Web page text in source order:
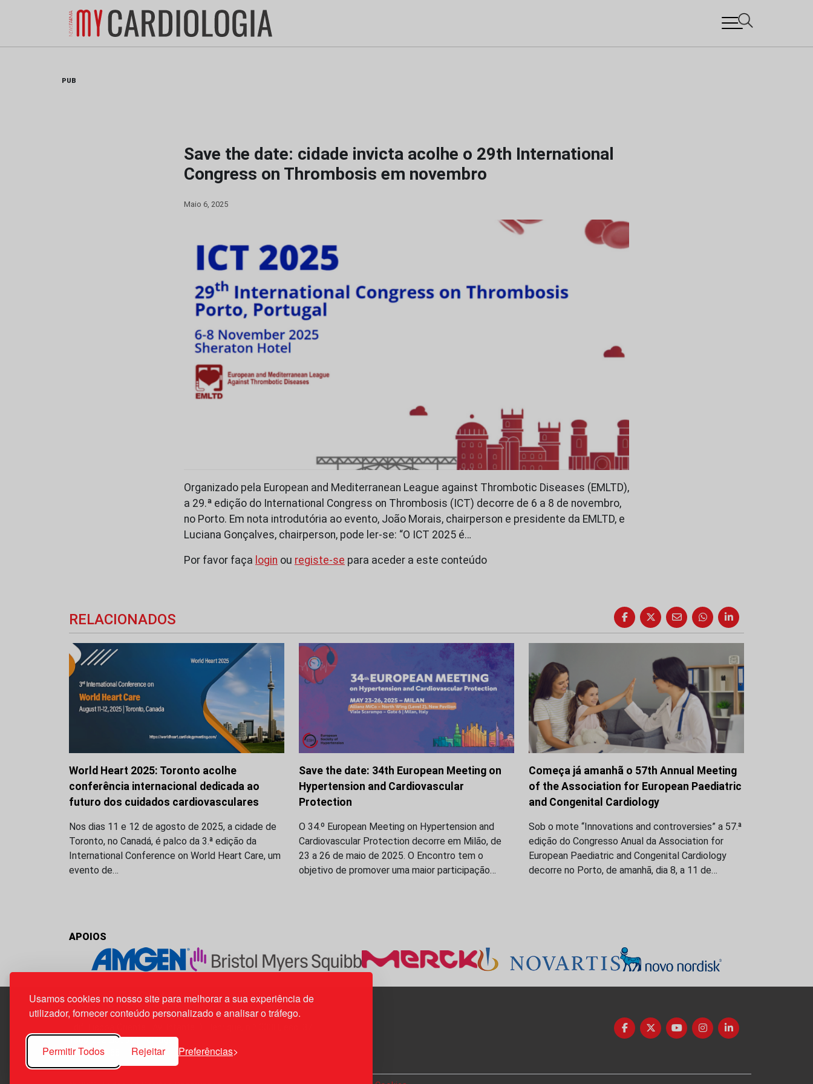
Usamos cookies no nosso site para melhorar a sua experiência de
utilizador, fornecer conteúdo personalizado e analisar o tráfego.
Permitir Todos Rejeitar Preferências
PUB
Save the date: cidade invicta acolhe o 29th International
Congress on Thrombosis em novembro
Maio 6, 2025
Organizado pela European and Mediterranean League against Thrombotic Diseases (EMLTD),
a 29.ª edição do International Congress on Thrombosis (ICT) decorre de 6 a 8 de novembro,
no Porto. Em nota introdutória ao evento, João Morais, chairperson e presidente da EMLTD, e
Luciana Gonçalves, chairperson, pode ler-se: “O ICT 2025 é…
Por favor faça login ou registe-se para aceder a este conteúdo
RELACIONADOS
World Heart 2025: Toronto acolhe
conferência internacional dedicada ao
futuro dos cuidados cardiovasculares
Nos dias 11 e 12 de agosto de 2025, a cidade de
Toronto, no Canadá, é palco da 3.ª edição da
International Conference on World Heart Care, um
evento de…
Save the date: 34th European Meeting on
Hypertension and Cardiovascular
Protection
O 34.º European Meeting on Hypertension and
Cardiovascular Protection decorre em Milão, de
23 a 26 de maio de 2025. O Encontro tem o
objetivo de promover uma maior participação…
Começa já amanhã o 57th Annual Meeting
of the Association for European Paediatric
and Congenital Cardiology
Sob o mote “Innovations and controversies” a 57.ª
edição do Congresso Anual da Association for
European Paediatric and Congenital Cardiology
decorre no Porto, de amanhã, dia 8, a 11 de…
APOIOS
1800-282 Lisboa | Portugal
21 850 40 65